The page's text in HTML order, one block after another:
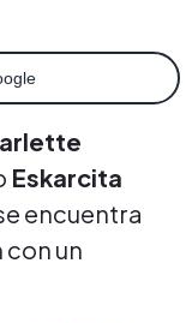
Eskarcita
encuentra
un